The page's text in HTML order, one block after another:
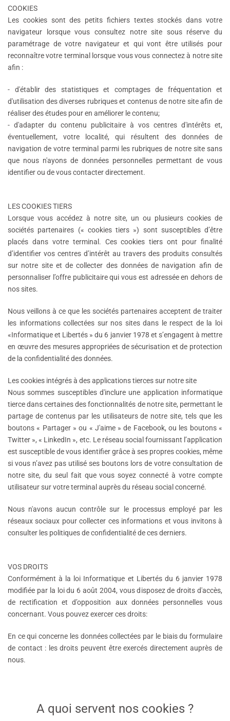
COOKIES
Les cookies sont des petits fichiers textes stockés dans votre
navigateur lorsque vous consultez notre site sous réserve du
paramétrage de votre navigateur et qui vont être utilisés pour
reconnaître votre terminal lorsque vous vous connectez à notre site
afin :
- d'établir des statistiques et comptages de fréquentation et
d'utilisation des diverses rubriques et contenus de notre site afin de
réaliser des études pour en améliorer le contenu;
- d'adapter du contenu publicitaire à vos centres d'intérêts et,
éventuellement, votre localité, qui résultent des données de
navigation de votre terminal parmi les rubriques de notre site sans
que nous n'ayons de données personnelles permettant de vous
identifier ou de vous contacter directement.
LES COOKIES TIERS
Lorsque vous accédez à notre site, un ou plusieurs cookies de
sociétés partenaires (« cookies tiers ») sont susceptibles d’être
placés dans votre terminal. Ces cookies tiers ont pour finalité
d’identifier vos centres d’intérêt au travers des produits consultés
sur notre site et de collecter des données de navigation afin de
personnaliser l’offre publicitaire qui vous est adressée en dehors de
nos sites.
Nous veillons à ce que les sociétés partenaires acceptent de traiter
les informations collectées sur nos sites dans le respect de la loi
«Informatique et Libertés » du 6 janvier 1978 et s’engagent à mettre
en œuvre des mesures appropriées de sécurisation et de protection
de la confidentialité des données.
Les cookies intégrés à des applications tierces sur notre site
Nous sommes susceptibles d'inclure une application informatique
tierce dans certaines des fonctionnalités de notre site, permettant le
partage de contenus par les utilisateurs de notre site, tels que les
boutons « Partager » ou « J'aime » de Facebook, ou les boutons «
Twitter », « LinkedIn », etc. Le réseau social fournissant l’application
est susceptible de vous identifier grâce à ses propres cookies, même
si vous n’avez pas utilisé ses boutons lors de votre consultation de
notre site, du seul fait que vous soyez connecté à votre compte
utilisateur sur votre terminal auprès du réseau social concerné.
Nous n'avons aucun contrôle sur le processus employé par les
réseaux sociaux pour collecter ces informations et vous invitons à
consulter les politiques de confidentialité de ces derniers.
VOS DROITS
Conformément à la loi Informatique et Libertés du 6 janvier 1978
modifiée par la loi du 6 août 2004, vous disposez de droits d'accès,
de rectification et d’opposition aux données personnelles vous
concernant. Vous pouvez exercer ces droits:
En ce qui concerne les données collectées par le biais du formulaire
de contact : les droits peuvent être exercés directement auprès de
nous.
A quoi servent nos cookies ?